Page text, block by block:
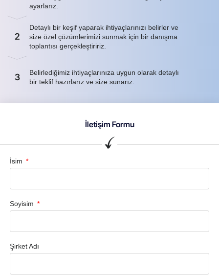
ayarlarız.
2
Detaylı bir keşif yaparak ihtiyaçlarınızı belirler ve
size özel çözümlerimizi sunmak için bir danışma
toplantısı gerçekleştiririz.
3
Belirlediğimiz ihtiyaçlarınıza uygun olarak detaylı
bir teklif hazırlarız ve size sunarız.
İletişim Formu
İsim
Soyisim
Şirket Adı